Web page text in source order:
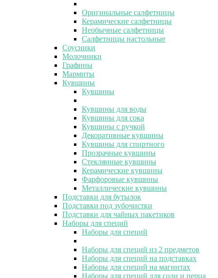
Оригинальные салфетницы
Керамические салфетницы
Необычные салфетницы
Салфетницы настольные
Соусники
Молочники
Графины
Мармиты
Кувшины
Кувшины
Кувшины для воды
Кувшины для сока
Кувшины с ручкой
Декоративные кувшины
Кувшины для спиртного
Прозрачные кувшины
Стеклянные кувшины
Керамические кувшины
Фарфоровые кувшины
Металлические кувшины
Подставки для бутылок
Подставки под зубочистки
Подставки для чайных пакетиков
Наборы для специй
Наборы для специй
Наборы для специй из 2 предметов
Наборы для специй на подставках
Наборы для специй на магнитах
Наборы для специй для соли и перца